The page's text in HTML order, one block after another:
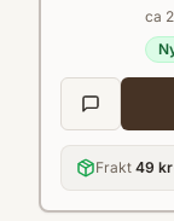
kompetens
andra
värden
omsorg?•
för att
ca
Frakt 49 kr